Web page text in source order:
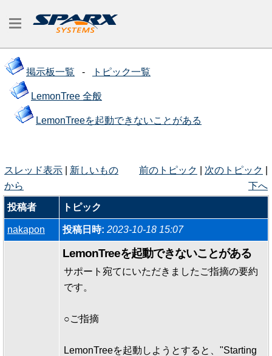
掲示板一覧 - トピック一覧
LemonTree 全般
LemonTreeを起動できないことがある
スレッド表示
新しいもの
から
前のトピック 次のトピック
下へ
投稿者 トピック
nakapon 投稿日時: 2023-10-18 15:07
LemonTreeを起動できないことがある
サポート宛てにいただきましたご指摘の要約
です。
○ご指摘
LemonTreeを起動しようとすると、"Starting